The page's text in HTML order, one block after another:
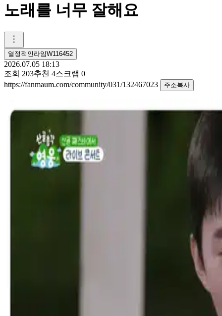
노래를 너무 잘해요
열정적인라임W116452
2026.07.05 18:13
조회 203추천 4스크랩 0
https://fanmaum.com/community/031/132467023
주소복사